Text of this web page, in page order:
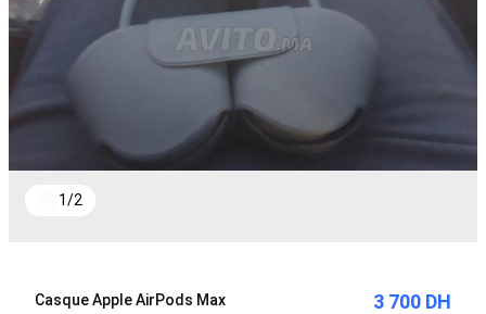
1/2
Casque Apple AirPods Max 3 700 DH